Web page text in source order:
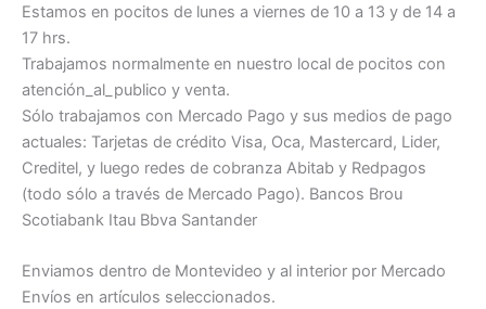
Estamos en pocitos de lunes a viernes de 10 a 13 y de 14 a
17 hrs.
Trabajamos normalmente en nuestro local de pocitos con
atención_al_publico y venta.
Sólo trabajamos con Mercado Pago y sus medios de pago
actuales: Tarjetas de crédito Visa, Oca, Mastercard, Lider,
Creditel, y luego redes de cobranza Abitab y Redpagos
(todo sólo a través de Mercado Pago). Bancos Brou
Scotiabank Itau Bbva Santander
Enviamos dentro de Montevideo y al interior por Mercado
Envíos en artículos seleccionados.